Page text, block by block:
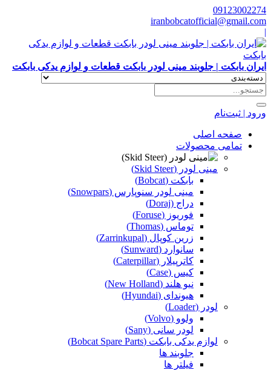
09123002274
iranbobcatofficial@gmail.com
|
ایران بابکت | جلوبند مینی لودر بابکت قطعات و لوازم یدکی بابکت
ورود | ثبت‌نام
صفحه اصلی
تمامی محصولات
مینی لودر (Skid Steer)
بابکت (Bobcat)
مینی لودر سنوپارس (Snowpars)
دراج (Doraj)
فوریوز (Foruse)
توماس (Thomas)
زرین کوپال (Zarrinkupal)
سانوارد (Sunward)
کاترپیلار (Caterpillar)
کیس (Case)
نیو هلند (New Holland)
هیوندای (Hyundai)
لودر (Loader)
ولوو (Volvo)
لودر سانی (Sany)
لوازم یدکی بابکت (Bobcat Spare Parts)
جلوبند ها
فیلتر ها